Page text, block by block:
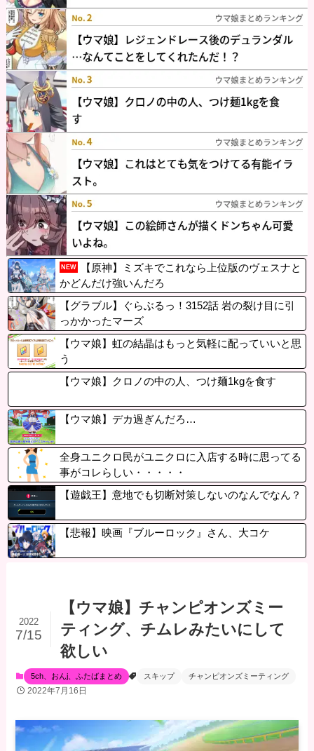
NEW
【原神】ミズキでこれなら上位版のヴェスナと
かどんだけ強いんだろ
【グラブル】ぐらぶるっ！3152話 岩の裂け目に引
っかかったマーズ
【ウマ娘】虹の結晶はもっと気軽に配っていいと思
う
【ウマ娘】クロノの中の人、つけ麺1kgを食す
【ウマ娘】デカ過ぎんだろ…
全身ユニクロ民がユニクロに入店する時に思ってる
事がコレらしい・・・・・
【遊戯王】意地でも切断対策しないのなんでなん？
【悲報】映画『ブルーロック』さん、大コケ
【ウマ娘】チャンピオンズミー
ティング、チムレみたいにして
欲しい
2022
7/15
5ch、おんj、ふたばまとめ スキップ チャンピオンズミーティング
2022年7月16日